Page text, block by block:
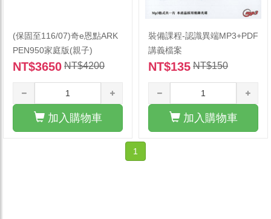
(保固至116/07)奇e恩點ARK
PEN950家庭版(親子)
NT$3650 NT$4200
加入購物車
裝備課程-認識異端MP3+PDF
講義檔案
NT$135 NT$150
加入購物車
1